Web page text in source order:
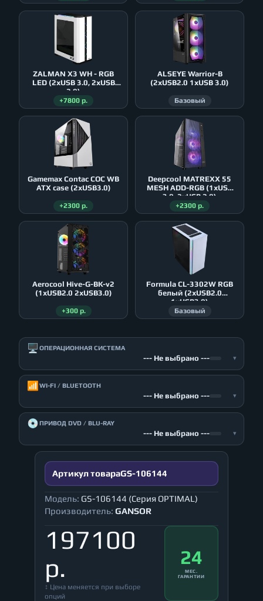
ZALMAN X3 WH - RGB
LED (2xUSB 3.0, 2xUSB
2.0)
+7800 р.
ALSEYE Warrior-B
(2xUSB2.0 1xUSB 3.0)
Базовый
Gamemax Contac COC WB
ATX case (2xUSB3.0)
+2300 р.
Deepcool MATREXX 55
MESH ADD-RGB (1xUSB
3.0, 2xUSB 2.0)
+2300 р.
Aerocool Hive-G-BK-v2
(1xUSB2.0 2xUSB3.0)
+300 р.
Formula CL-3302W RGB
белый (2xUSB2.0
1xUSB3.0)
Базовый
🖥️ ОПЕРАЦИОННАЯ СИСТЕМА
--- Не выбрано --- ▾
📶 WI-FI / BLUETOOTH
--- Не выбрано --- ▾
💿ПРИВОД DVD / BLU-RAY
--- Не выбрано --- ▾
Артикул товараGS-106144
Модель: GS-106144 (Серия OPTIMAL)
Производитель: GANSOR
197100
р.
↕ Цена меняется при выборе
опций
24
МЕС.
ГАРАНТИИ